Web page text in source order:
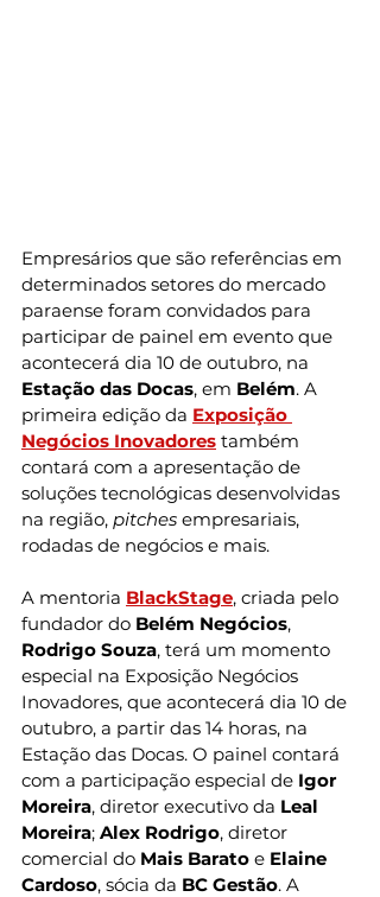
Empresários que são referências em
determinados setores do mercado
paraense foram convidados para
participar de painel em evento que
acontecerá dia 10 de outubro, na
Estação das Docas, em Belém. A
primeira edição da Exposição
Negócios Inovadores também
contará com a apresentação de
soluções tecnológicas desenvolvidas
na região, pitches empresariais,
rodadas de negócios e mais.
A mentoria BlackStage, criada pelo
fundador do Belém Negócios,
Rodrigo Souza, terá um momento
especial na Exposição Negócios
Inovadores, que acontecerá dia 10 de
outubro, a partir das 14 horas, na
Estação das Docas. O painel contará
com a participação especial de Igor
Moreira, diretor executivo da Leal
Moreira; Alex Rodrigo, diretor
comercial do Mais Barato e Elaine
Cardoso, sócia da BC Gestão. A